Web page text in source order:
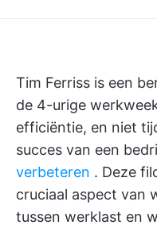
Tim Ferriss is een
de 4-urige
efficiëntie, en niet
succes van een
verbeteren . Deze
cruciaal aspect van
tussen werklast en